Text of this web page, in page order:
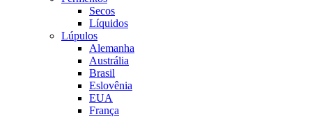
Secos
Líquidos
Lúpulos
Alemanha
Austrália
Brasil
Eslovênia
EUA
França